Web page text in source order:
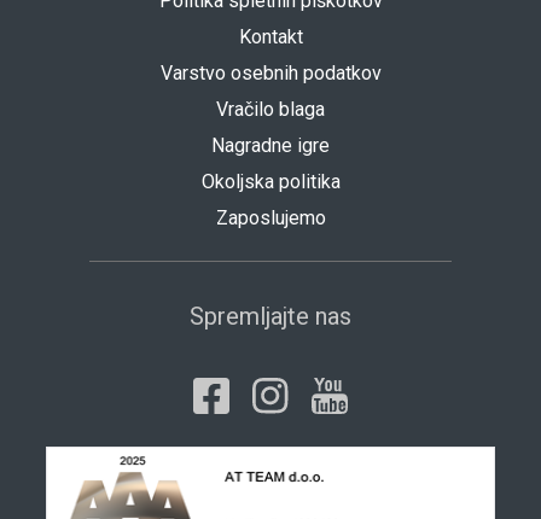
Kontakt
Varstvo osebnih podatkov
Vračilo blaga
Nagradne igre
Okoljska politika
Zaposlujemo
Spremljajte nas